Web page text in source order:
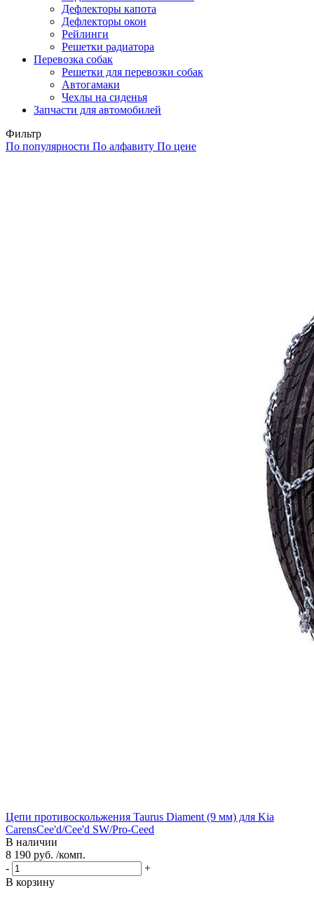
Дефлекторы капота
Дефлекторы окон
Рейлинги
Решетки радиатора
Перевозка собак
Решетки для перевозки собак
Автогамаки
Чехлы на сиденья
Запчасти для автомобилей
Фильтр
По популярности По алфавиту По цене
Цепи противоскольжения Taurus Diament (9 мм) для Kia
CarensCee'd/Cee'd SW/Pro-Ceed
В наличии
8 190 руб. /комп.
-
+
В корзину